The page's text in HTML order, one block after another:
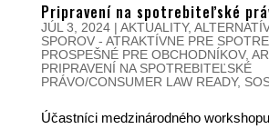
Pripravení na spotrebiteľské
JÚL 3, 2024| AKTUALITY,
SPOROV - ATRAKTÍVNE PRE
PROSPEŠNÉ PRE OBCHODNÍKOV,
PRIPRAVENÍ NA SPOTREBITEĽSKÉ
PRÁVO/CONSUMER LAW READY,
Účastníci medzinárodného